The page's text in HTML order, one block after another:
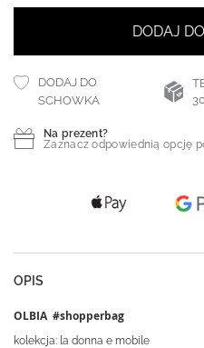
DODAJ
DODAJ DO
SCHOWKA
Na prezent?
Zaznacz odpowiednią opcję
OPIS
OLBIA #shopperbag
kolekcja: la donna e mobile